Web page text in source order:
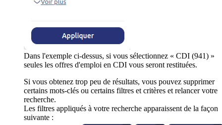
Dans l'exemple ci-dessus, si vous sélectionnez « CDI (941) »
seules les offres d'emploi en CDI vous seront restituées.
Si vous obtenez trop peu de résultats, vous pouvez supprimer
certains mots-clés ou certains filtres et critères et relancer votre
recherche.
Les filtres appliqués à votre recherche apparaissent de la façon
suivante :